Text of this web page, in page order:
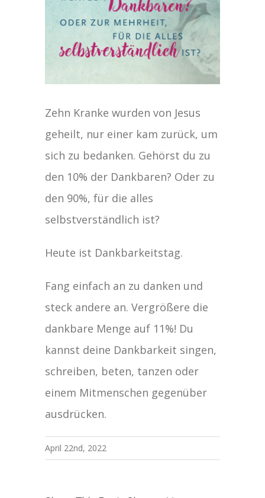
Zehn Kranke wurden von Jesus
geheilt, nur einer kam zurück, um
sich zu bedanken. Gehörst du zu
den 10% der Dankbaren? Oder zu
den 90%, für die alles
selbstverständlich ist?
Heute ist Dankbarkeitstag.
Fang einfach an zu danken und
steck andere an. Vergrößere die
dankbare Menge auf 11%! Du
kannst deine Dankbarkeit singen,
schreiben, beten, tanzen oder
einem Mitmenschen gegenüber
ausdrücken.
April 22nd, 2022